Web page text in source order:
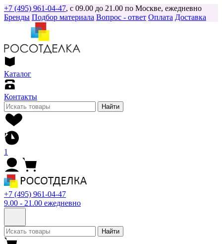
+7 (495) 961-04-47, с 09.00 до 21.00 по Москве, ежедневно
Бренды Подбор материала Вопрос - ответ Оплата Доставка
Каталог
Контакты
Найти
1
+7 (495) 961-04-47
9.00 - 21.00 ежедневно
Найти